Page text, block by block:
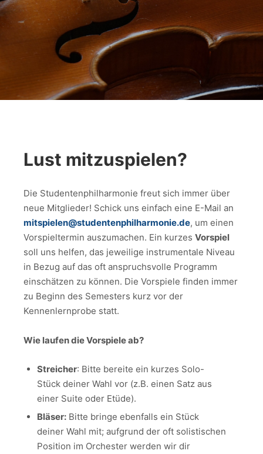
Lust mitzuspielen?
Die Studentenphilharmonie freut sich immer über
neue Mitglieder! Schick uns einfach eine E-Mail an
mitspielen@studentenphilharmonie.de, um einen
Vorspieltermin auszumachen. Ein kurzes Vorspiel
soll uns helfen, das jeweilige instrumentale Niveau
in Bezug auf das oft anspruchsvolle Programm
einschätzen zu können. Die Vorspiele finden immer
zu Beginn des Semesters kurz vor der
Kennenlernprobe statt.
Wie laufen die Vorspiele ab?
Streicher: Bitte bereite ein kurzes Solo-
Stück deiner Wahl vor (z.B. einen Satz aus
einer Suite oder Etüde).
Bläser:Bitte bringe ebenfalls ein Stück
deiner Wahl mit; aufgrund der oft solistischen
Position im Orchester werden wir dir